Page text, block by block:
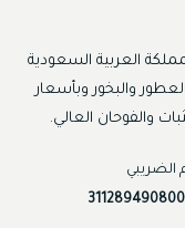
العربية السعودية
من منتجات العطور والبخور وبأسعار
والفوحان العالي.
الضريبي